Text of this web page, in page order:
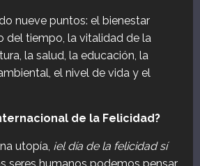
nueve puntos: el bienestar
del tiempo, la vitalidad de la
la salud, la educación, la
el nivel de vida y el
de la Felicidad?
utopía, ¡el día de la felicidad sí